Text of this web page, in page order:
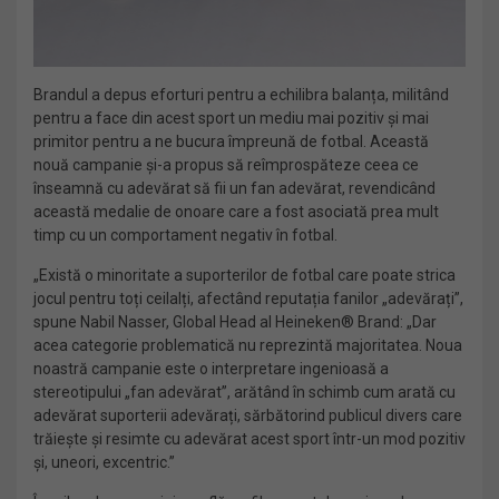
Brandul a depus eforturi pentru a echilibra balanța, militând
pentru a face din acest sport un mediu mai pozitiv și mai
primitor pentru a ne bucura împreună de fotbal. Această
nouă campanie și-a propus să reîmprospăteze ceea ce
înseamnă cu adevărat să fii un fan adevărat, revendicând
această medalie de onoare care a fost asociată prea mult
timp cu un comportament negativ în fotbal.
„Există o minoritate a suporterilor de fotbal care poate strica
jocul pentru toți ceilalți, afectând reputația fanilor „adevărați”,
spune Nabil Nasser, Global Head al Heineken® Brand: „Dar
acea categorie problematică nu reprezintă majoritatea. Noua
noastră campanie este o interpretare ingenioasă a
stereotipului „fan adevărat”, arătând în schimb cum arată cu
adevărat suporterii adevărați, sărbătorind publicul divers care
trăiește și resimte cu adevărat acest sport într-un mod pozitiv
și, uneori, excentric.”